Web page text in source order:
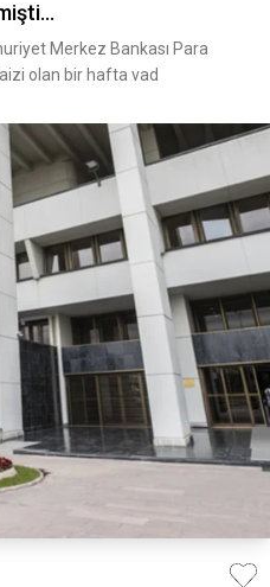
Merkez Bankası Para
olan bir hafta vad